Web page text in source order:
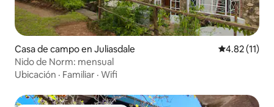
Casa de campo en Juliasdale Calificación
4.82 (11)
Nido de Norm: mensual
Ubicación · Familiar · Wifi